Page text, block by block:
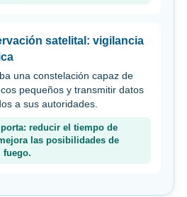
satelital: vigilancia
una constelación capaz de
pequeños y transmitir datos
a sus autoridades.
reducir el tiempo de
las posibilidades de
fuego.